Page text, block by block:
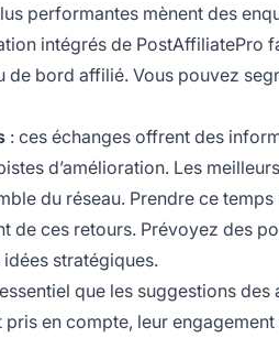
performantes mènent des
intégrés de PostAffiliatePro
bord affilié. Vous pouvez
: ces échanges offrent des
d’amélioration. Les
du réseau. Prendre ce
de ces retours. Prévoyez des
stratégiques.
que les suggestions
en compte, leur